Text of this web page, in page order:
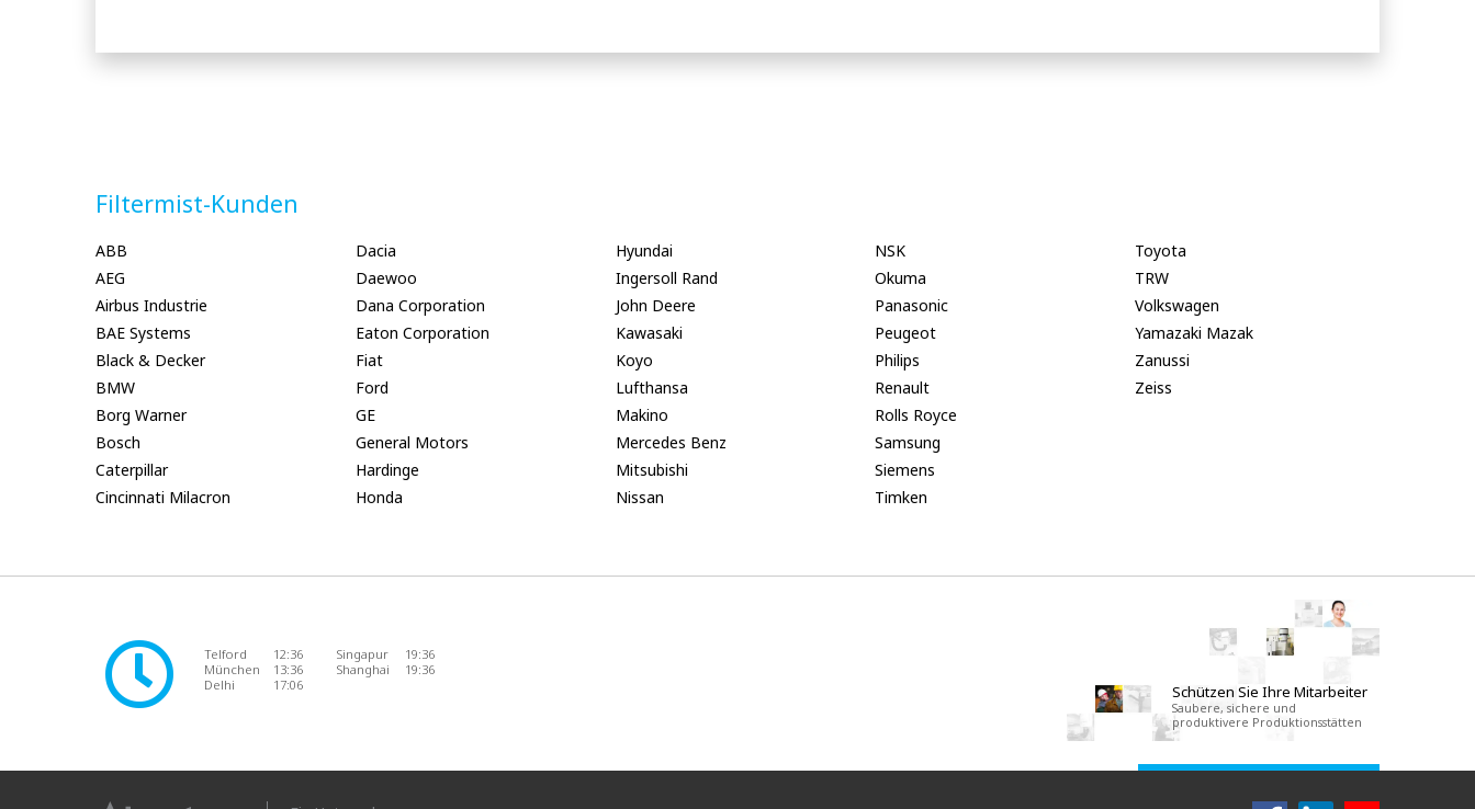
Filtermist-Kunden
ABB
AEG
Airbus Industrie
BAE Systems
Black & Decker
BMW
Borg Warner
Bosch
Caterpillar
Cincinnati Milacron
Dacia
Daewoo
Dana Corporation
Eaton Corporation
Fiat
Ford
GE
General Motors
Hardinge
Honda
Hyundai
Ingersoll Rand
John Deere
Kawasaki
Koyo
Lufthansa
Makino
Mercedes Benz
Mitsubishi
Nissan
NSK
Okuma
Panasonic
Peugeot
Philips
Renault
Rolls Royce
Samsung
Siemens
Timken
Toyota
TRW
Volkswagen
Yamazaki Mazak
Zanussi
Zeiss
Telford
12:36
München
13:36
Delhi
17:06
Singapur
19:36
Shanghai
19:36
Schützen Sie Ihre Mitarbeiter
Saubere, sichere und
produktivere Produktionsstätten